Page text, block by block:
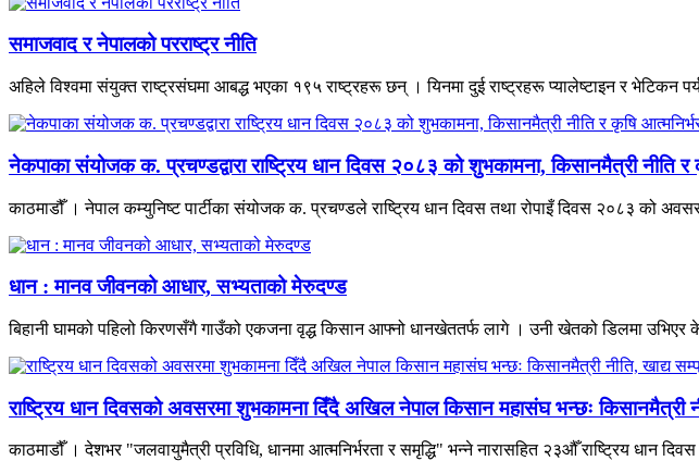
समाजवाद र नेपालको परराष्ट्र नीति
अहिले विश्वमा संयुक्त राष्ट्रसंघमा आबद्ध भएका १९५ राष्ट्रहरू छन् । यिनमा दुई राष्ट्रहरू प्यालेष्टाइन र भेटिकन
नेकपाका संयोजक क. प्रचण्डद्वारा राष्ट्रिय धान दिवस २०८३ को शुभकामना, किसानमैत्री नीति र
काठमाडौँ । नेपाल कम्युनिष्ट पार्टीका संयोजक क. प्रचण्डले राष्ट्रिय धान दिवस तथा रोपाइँ दिवस २०८३ को
धान : मानव जीवनको आधार, सभ्यताको मेरुदण्ड
बिहानी घामको पहिलो किरणसँगै गाउँको एकजना वृद्ध किसान आफ्नो धानखेततर्फ लागे । उनी खेतको डिलमा उभिएर
राष्ट्रिय धान दिवसको अवसरमा शुभकामना दिँदै अखिल नेपाल किसान महासंघ भन्छः किसानमैत्री
काठमाडौँ । देशभर "जलवायुमैत्री प्रविधि, धानमा आत्मनिर्भरता र समृद्धि" भन्ने नारासहित २३औँ राष्ट्रिय धान